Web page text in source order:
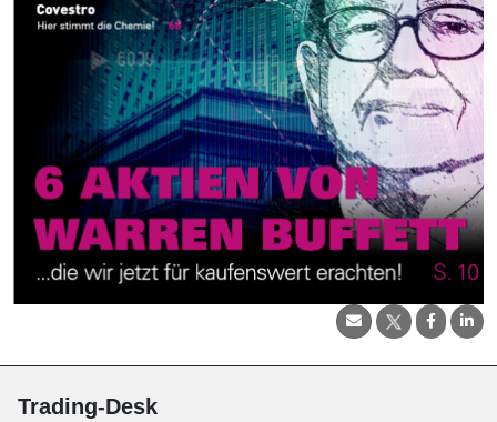
Trading-Desk